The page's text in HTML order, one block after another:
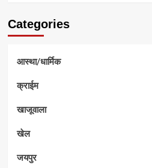
Categories
आस्था/धार्मिक
क्राईम
खाजूवाला
खेल
जयपुर